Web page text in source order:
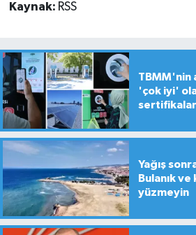
Kaynak: RSS
TBMM'nin
'çok iyi'
Yağış
Bulanık
yüzmeyin